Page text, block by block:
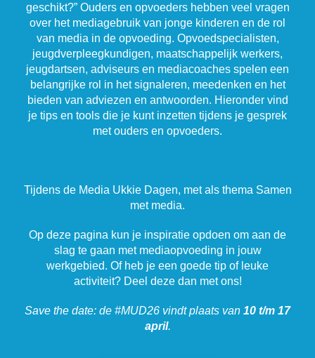
geschikt?” Ouders en opvoeders hebben veel vragen
over het mediagebruik van jonge kinderen en de rol
van media in de opvoeding. Opvoedspecialisten,
jeugdverpleegkundigen, maatschappelijk werkers,
jeugdartsen, adviseurs en mediacoaches spelen een
belangrijke rol in het signaleren, meedenken en het
bieden van adviezen en antwoorden. Hieronder vind
je tips en tools die je kunt inzetten tijdens je gesprek
met ouders en opvoeders.
Tijdens de Media Ukkie Dagen, met als thema Samen
met media.
Op deze pagina kun je inspiratie opdoen om aan de
slag te gaan met mediaopvoeding in jouw
werkgebied. Of heb je een goede tip of leuke
activiteit? Deel deze dan met ons!
Save the date: de #MUD26 vindt plaats van 10 t/m 17
april.